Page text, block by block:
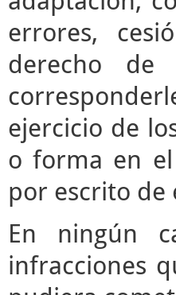
errores,
derecho de
ejercicio de
o forma en
por escrito de
En ningún
infracciones